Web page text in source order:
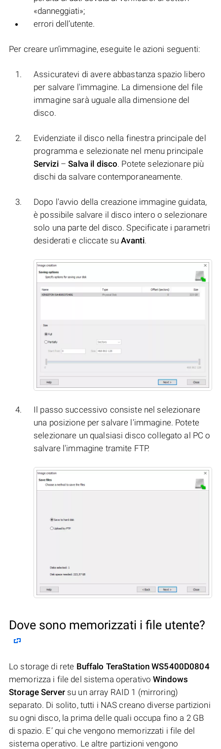
«danneggiati»;
errori dell’utente.
Per creare un’immagine, eseguite le azioni seguenti:
Assicuratevi di avere abbastanza spazio libero
per salvare l'immagine. La dimensione del file
immagine sarà uguale alla dimensione del
disco.
Evidenziate il disco nella finestra principale del
programma e selezionate nel menu principale
Servizi–Salva il disco. Potete selezionare più
dischi da salvare contemporaneamente.
Dopo l'avvio della creazione immagine guidata,
è possibile salvare il disco intero o selezionare
solo una parte del disco. Specificate i parametri
desiderati e cliccate suAvanti.
Il passo successivo consiste nel selezionare
una posizione per salvare l'immagine. Potete
selezionare un qualsiasi disco collegato al PC o
salvare l'immagine tramite FTP.
Dove sono memorizzati i file utente?
Lo storage di rete Buffalo TeraStation WS5400D0804
memorizza i file del sistema operativoWindows
Storage Serversu un array RAID 1 (mirroring)
separato. Di solito, tutti i NAS creano diverse partizioni
su ogni disco, la prima delle quali occupa fino a 2 GB
di spazio. E’ qui che vengono memorizzati i file del
sistema operativo. Le altre partizioni vengono